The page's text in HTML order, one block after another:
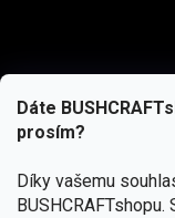
Dáte
prosím?
Díky vašemu
BUSHCRAFTshopu.